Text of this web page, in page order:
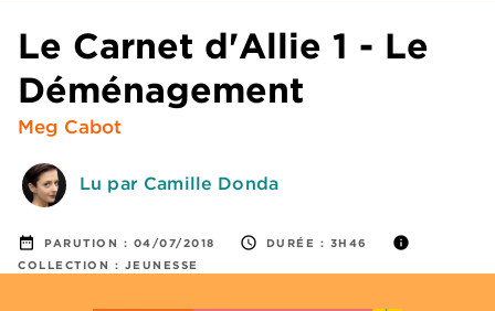
Le Carnet d'Allie 1 - Le
Déménagement
Meg Cabot
Lu par Camille Donda
date_range PARUTION : 04/07/2018 access_time DURÉE : 3H46 info
COLLECTION : JEUNESSE